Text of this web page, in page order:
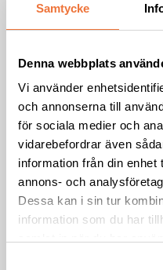
Samtycke
Denna webbplats
Vi använder
och annonserna till
för sociala medier och
vidarebefordrar även
information från din
annons- och
Dessa kan i sin tur
information som du har
E-post*
Förnamn
Efternamn
Jag samtycker till att ta emot